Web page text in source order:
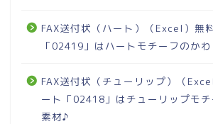
FAX送付状（ハート）（Excel）無
「02419」はハートモチーフのか
FAX送付状（チューリップ）（
ート「02418」はチューリップモ
素材♪